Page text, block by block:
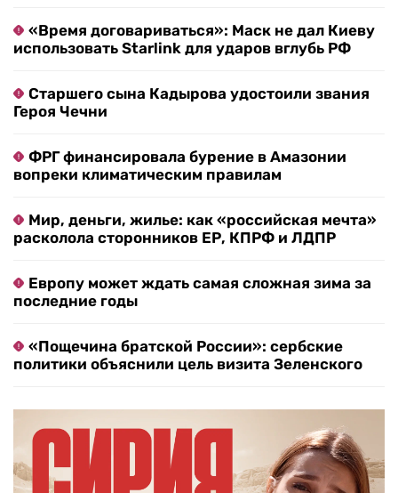
«Время договариваться»: Маск не дал Киеву
использовать Starlink для ударов вглубь РФ
Старшего сына Кадырова удостоили звания
Героя Чечни
ФРГ финансировала бурение в Амазонии
вопреки климатическим правилам
Мир, деньги, жилье: как «российская мечта»
расколола сторонников ЕР, КПРФ и ЛДПР
Европу может ждать самая сложная зима за
последние годы
«Пощечина братской России»: сербские
политики объяснили цель визита Зеленского